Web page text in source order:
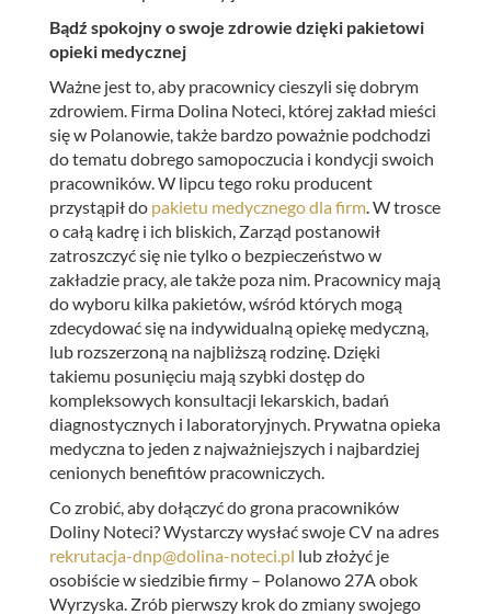
Bądź spokojny o swoje zdrowie dzięki pakietowi
opieki medycznej
Ważne jest to, aby pracownicy cieszyli się dobrym
zdrowiem. Firma Dolina Noteci, której zakład mieści
się w Polanowie, także bardzo poważnie podchodzi
do tematu dobrego samopoczucia i kondycji swoich
pracowników. W lipcu tego roku producent
przystąpił do pakietu medycznego dla firm. W trosce
o całą kadrę i ich bliskich, Zarząd postanowił
zatroszczyć się nie tylko o bezpieczeństwo w
zakładzie pracy, ale także poza nim. Pracownicy mają
do wyboru kilka pakietów, wśród których mogą
zdecydować się na indywidualną opiekę medyczną,
lub rozszerzoną na najbliższą rodzinę. Dzięki
takiemu posunięciu mają szybki dostęp do
kompleksowych konsultacji lekarskich, badań
diagnostycznych i laboratoryjnych. Prywatna opieka
medyczna to jeden z najważniejszych i najbardziej
cenionych benefitów pracowniczych.
Co zrobić, aby dołączyć do grona pracowników
Doliny Noteci? Wystarczy wysłać swoje CV na adres
rekrutacja-dnp@dolina-noteci.pl lub złożyć je
osobiście w siedzibie firmy – Polanowo 27A obok
Wyrzyska. Zrób pierwszy krok do zmiany swojego